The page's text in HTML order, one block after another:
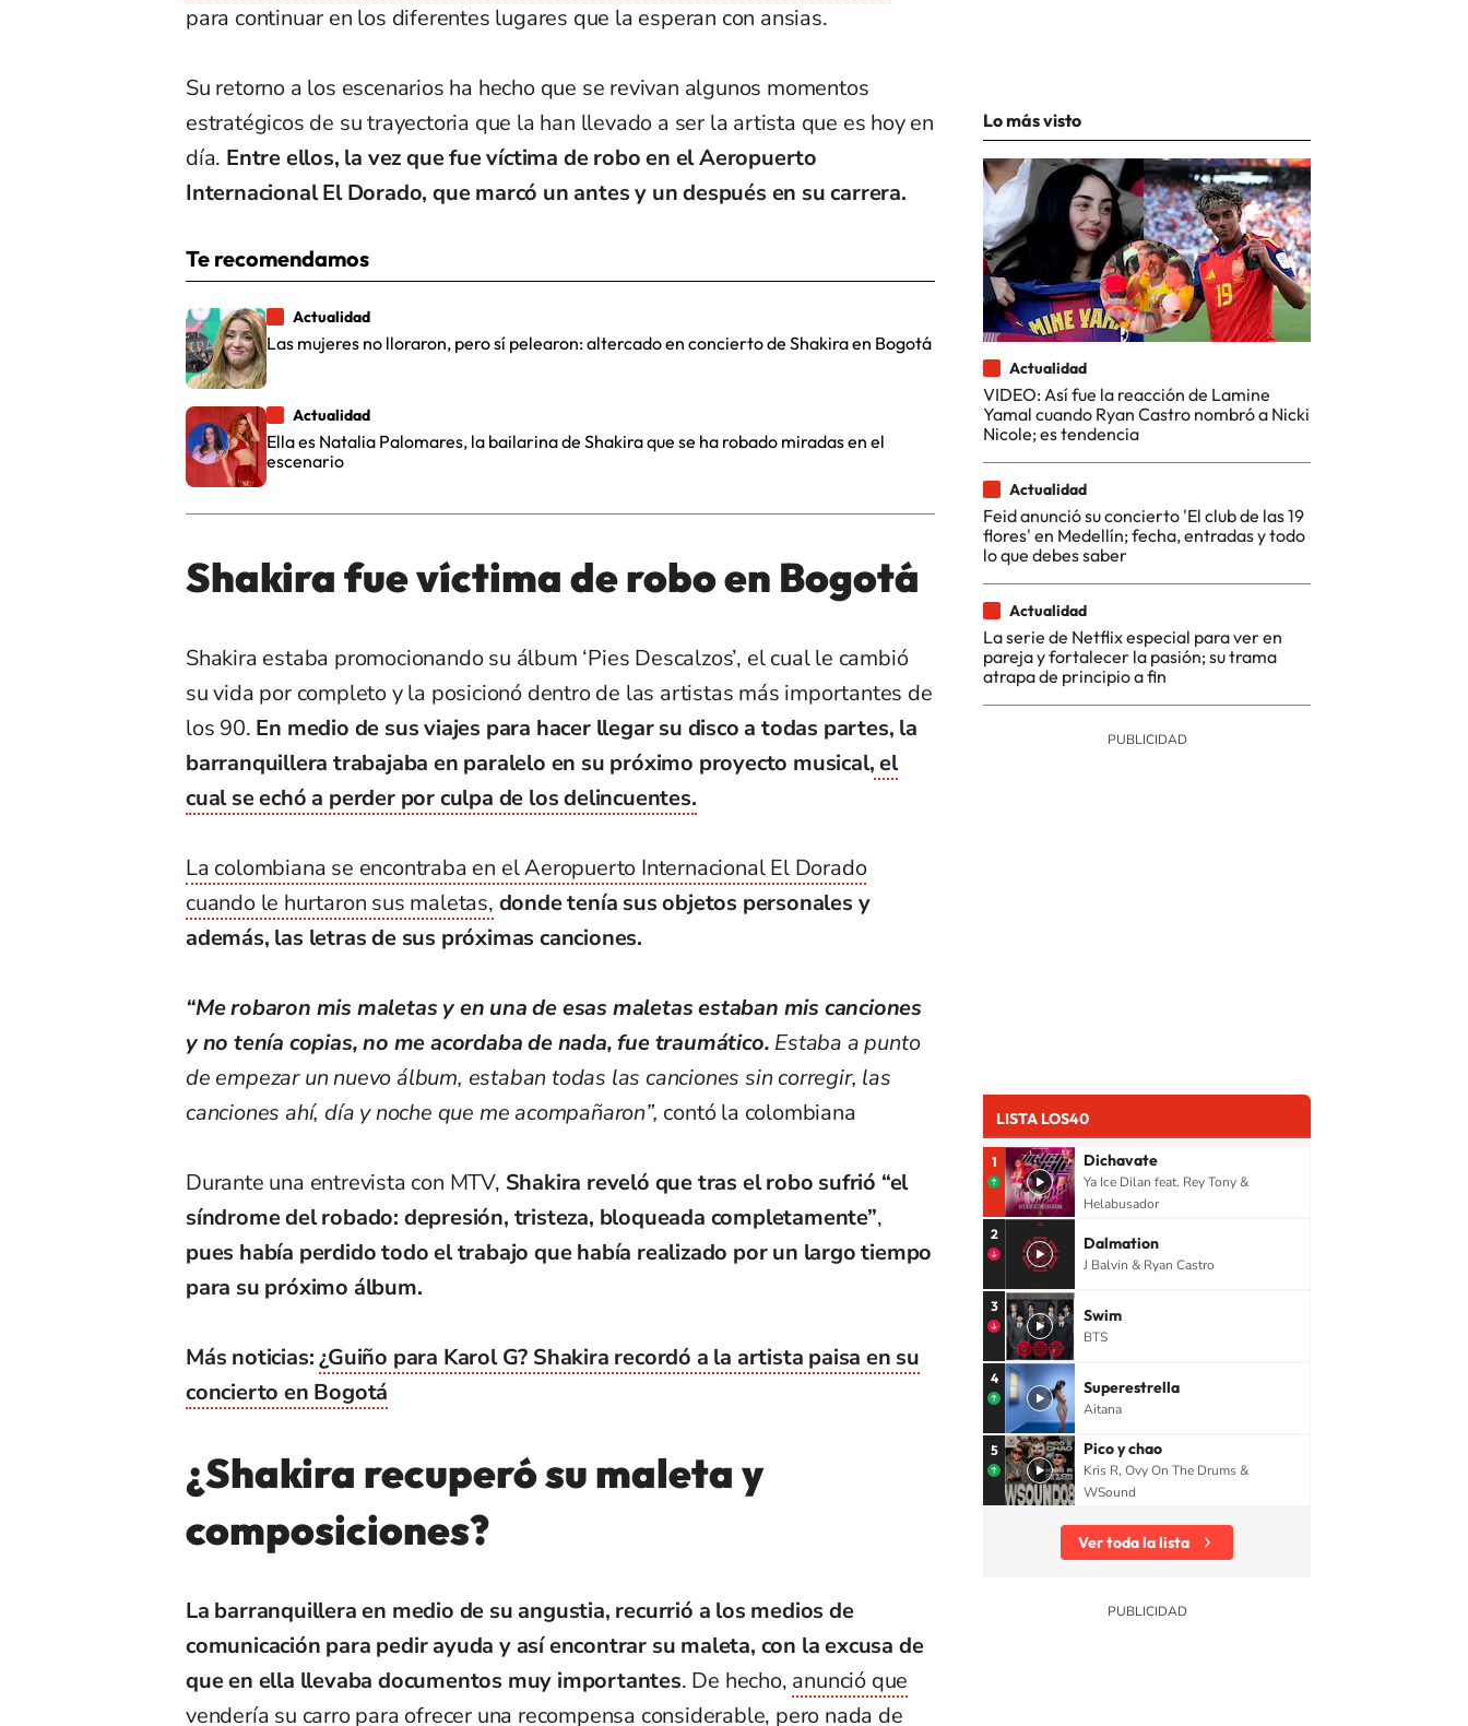
para continuar en los diferentes lugares que la esperan con ansias.
Su retorno a los escenarios ha hecho que se revivan algunos momentos
estratégicos de su trayectoria que la han llevado a ser la artista que es hoy en
día. Entre ellos, la vez que fue víctima de robo en el Aeropuerto
Internacional El Dorado, que marcó un antes y un después en su carrera.
Te recomendamos
Actualidad
Las mujeres no lloraron, pero sí pelearon: altercado en concierto de Shakira en Bogotá
Actualidad
Ella es Natalia Palomares, la bailarina de Shakira que se ha robado miradas en el
escenario
Shakira fue víctima de robo en Bogotá
Shakira estaba promocionando su álbum ‘Pies Descalzos’, el cual le cambió
su vida por completo y la posicionó dentro de las artistas más importantes de
los 90. En medio de sus viajes para hacer llegar su disco a todas partes, la
barranquillera trabajaba en paralelo en su próximo proyecto musical,el
cual se echó a perder por culpa de los delincuentes.
La colombiana se encontraba en el Aeropuerto Internacional El Dorado
cuando le hurtaron sus maletas, donde tenía sus objetos personales y
además, las letras de sus próximas canciones.
“Me robaron mis maletas y en una de esas maletas estaban mis canciones
y no tenía copias, no me acordaba de nada, fue traumático. Estaba a punto
de empezar un nuevo álbum, estaban todas las canciones sin corregir, las
canciones ahí, día y noche que me acompañaron”, contó la colombiana
Durante una entrevista con MTV, Shakira reveló que tras el robo sufrió “el
síndrome del robado: depresión, tristeza, bloqueada completamente”,
pues había perdido todo el trabajo que había realizado por un largo tiempo
para su próximo álbum.
Más noticias:¿Guiño para Karol G? Shakira recordó a la artista paisa en su
concierto en Bogotá
¿Shakira recuperó su maleta y
composiciones?
La barranquillera en medio de su angustia, recurrió a los medios de
comunicación para pedir ayuda y así encontrar su maleta, con la excusa de
que en ella llevaba documentos muy importantes. De hecho, anunció que
vendería su carro para ofrecer una recompensa considerable, pero nada de
Lo más visto
Actualidad
VIDEO: Así fue la reacción de Lamine
Yamal cuando Ryan Castro nombró a Nicki
Nicole; es tendencia
Actualidad
Feid anunció su concierto 'El club de las 19
flores' en Medellín; fecha, entradas y todo
lo que debes saber
Actualidad
La serie de Netflix especial para ver en
pareja y fortalecer la pasión; su trama
atrapa de principio a fin
LISTA LOS40
1 Dichavate
Ya Ice Dilan feat. Rey Tony &
Helabusador
2 Dalmation
J Balvin & Ryan Castro
3 Swim
BTS
4 Superestrella
Aitana
5 Pico y chao
Kris R, Ovy On The Drums &
WSound
Ver toda la lista